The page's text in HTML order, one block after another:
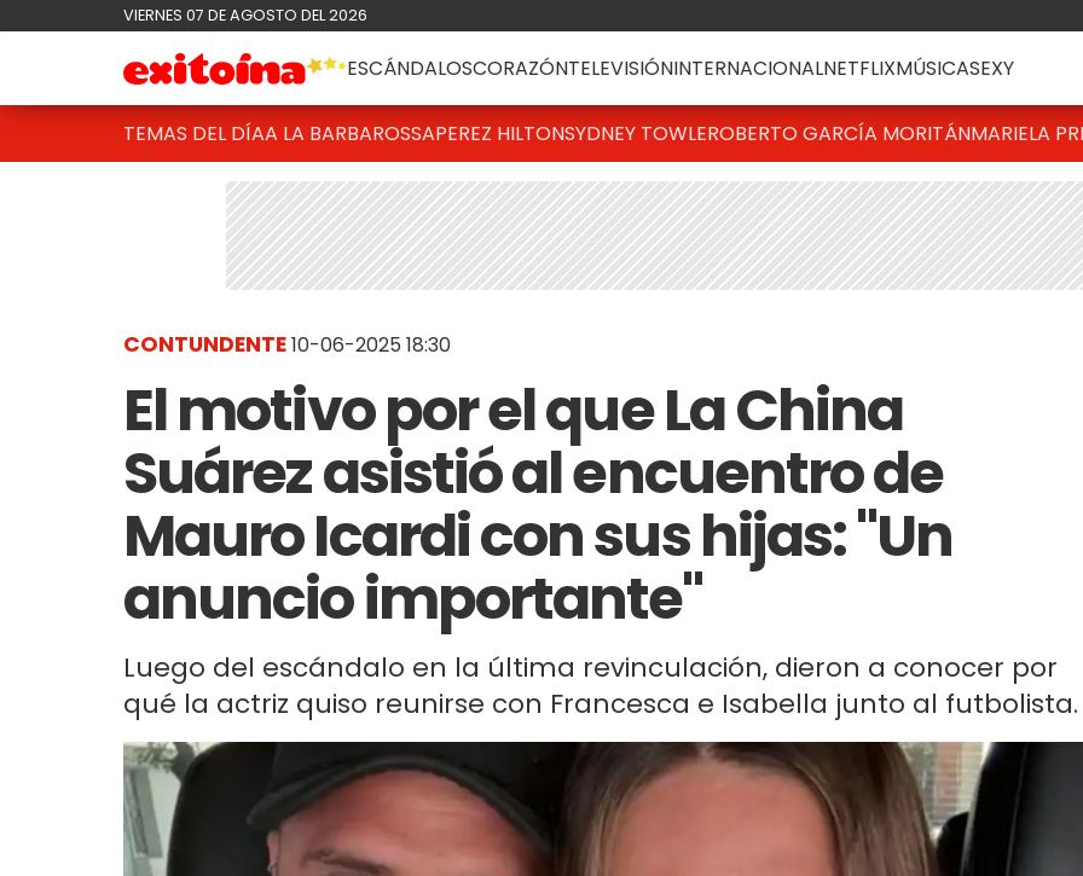
VIERNES 07 DE AGOSTO DEL 2026
ESCÁNDALOSCORAZÓNTELEVISIÓNINTERNACIONALNETFLIXMÚSICASEXY
TEMAS DEL DÍAA LA BARBAROSSAPEREZ HILTONSYDNEY TOWLEROBERTO GARCÍA MORITÁNMARIELA
CONTUNDENTE10-06-2025 18:30
El motivo por el que La China
Suárez asistió al encuentro de
Mauro Icardi con sus hijas: "Un
anuncio importante"
Luego del escándalo en la última revinculación, dieron a conocer por
qué la actriz quiso reunirse con Francesca e Isabella junto al futbolista.